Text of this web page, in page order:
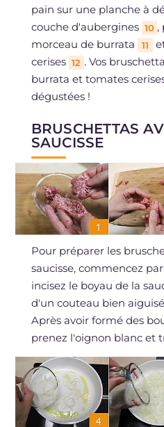
pain sur une planche à
couche d'aubergines 10 ,
morceau de burrata
11
cerises 12 . Vos
burrata et tomates
dégustées !
BRUSCHETTAS
SAUCISSE
Pour préparer les
saucisse, commencez
incisez le boyau de la
d'un couteau bien
Après avoir formé des
prenez l'oignon blanc et